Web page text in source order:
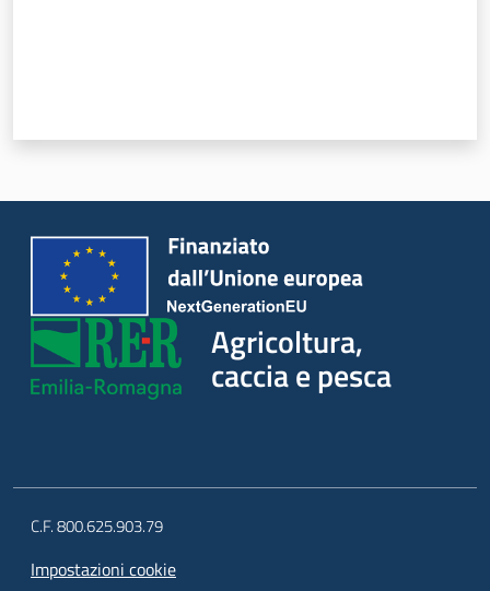
Agricoltura,
caccia e pesca
C.F. 800.625.903.79
Impostazioni cookie